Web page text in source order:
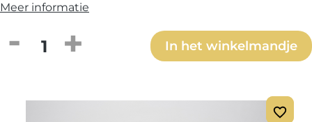
Meer informatie
Producthoeveelheid: Voer deIn het winkelmandje